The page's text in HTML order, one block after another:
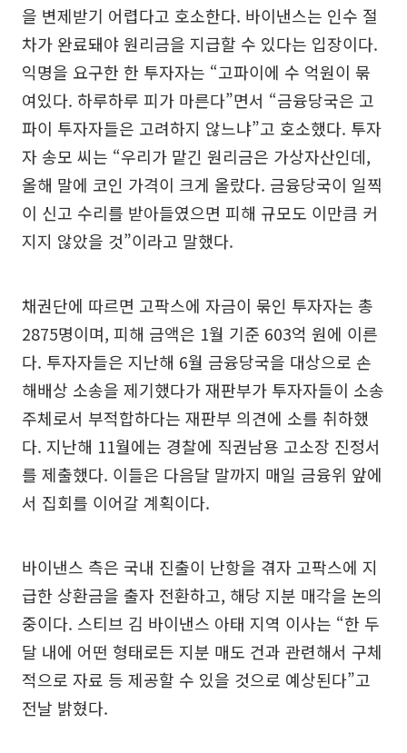
을 변제받기 어렵다고 호소한다. 바이낸스는 인수 절
차가 완료돼야 원리금을 지급할 수 있다는 입장이다.
익명을 요구한 한 투자자는 “고파이에 수 억원이 묶
여있다. 하루하루 피가 마른다”면서 “금융당국은 고
파이 투자자들은 고려하지 않느냐”고 호소했다. 투자
자 송모 씨는 “우리가 맡긴 원리금은 가상자산인데,
올해 말에 코인 가격이 크게 올랐다. 금융당국이 일찍
이 신고 수리를 받아들였으면 피해 규모도 이만큼 커
지지 않았을 것”이라고 말했다.
채권단에 따르면 고팍스에 자금이 묶인 투자자는 총
2875명이며, 피해 금액은 1월 기준 603억 원에 이른
다. 투자자들은 지난해 6월 금융당국을 대상으로 손
해배상 소송을 제기했다가 재판부가 투자자들이 소송
주체로서 부적합하다는 재판부 의견에 소를 취하했
다. 지난해 11월에는 경찰에 직권남용 고소장 진정서
를 제출했다. 이들은 다음달 말까지 매일 금융위 앞에
서 집회를 이어갈 계획이다.
바이낸스 측은 국내 진출이 난항을 겪자 고팍스에 지
급한 상환금을 출자 전환하고, 해당 지분 매각을 논의
중이다. 스티브 김 바이낸스 아태 지역 이사는 “한 두
달 내에 어떤 형태로든 지분 매도 건과 관련해서 구체
적으로 자료 등 제공할 수 있을 것으로 예상된다”고
전날 밝혔다.